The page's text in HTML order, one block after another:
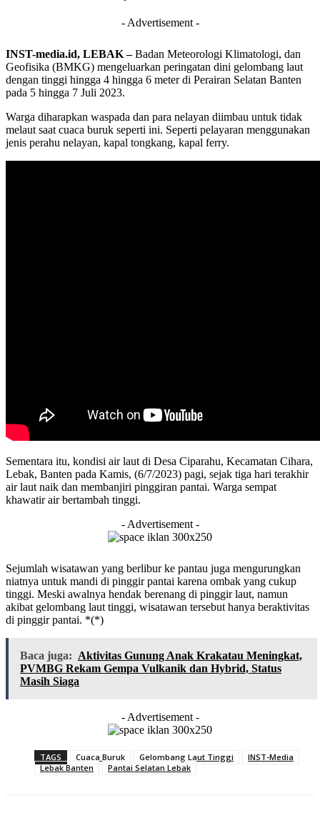
- Advertisement -
INST-media.id, LEBAK –Badan Meteorologi Klimatologi, dan
Geofisika (BMKG) mengeluarkan peringatan dini gelombang laut
dengan tinggi hingga 4 hingga 6 meter di Perairan Selatan Banten
pada 5 hingga 7 Juli 2023.
Warga diharapkan waspada dan para nelayan diimbau untuk tidak
melaut saat cuaca buruk seperti ini. Seperti pelayaran menggunakan
jenis perahu nelayan, kapal tongkang, kapal ferry.
Sementara itu, kondisi air laut di Desa Ciparahu, Kecamatan Cihara,
Lebak, Banten pada Kamis, (6/7/2023) pagi, sejak tiga hari terakhir
air laut naik dan membanjiri pinggiran pantai. Warga sempat
khawatir air bertambah tinggi.
- Advertisement -
Sejumlah wisatawan yang berlibur ke pantau juga mengurungkan
niatnya untuk mandi di pinggir pantai karena ombak yang cukup
tinggi. Meski awalnya hendak berenang di pinggir laut, namun
akibat gelombang laut tinggi, wisatawan tersebut hanya beraktivitas
di pinggir pantai. *(*)
Baca juga: Aktivitas Gunung Anak Krakatau Meningkat,
PVMBG Rekam Gempa Vulkanik dan Hybrid, Status
Masih Siaga
- Advertisement -
TAGS Cuaca Buruk Gelombang Laut Tinggi
INST-Media
Lebak Banten
Pantai Selatan Lebak